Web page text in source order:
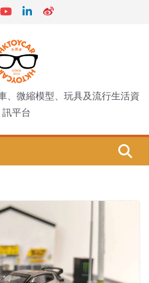
、微縮模型、玩具及流行生活資
訊平台